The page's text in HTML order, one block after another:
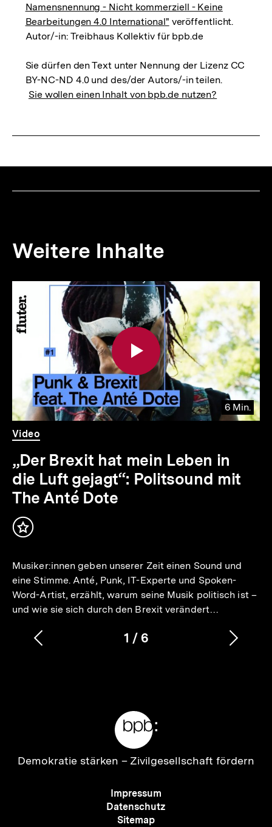
Namensnennung - Nicht kommerziell - Keine
Bearbeitungen 4.0 International" veröffentlicht.
Autor/-in: Treibhaus Kollektiv für bpb.de
Sie dürfen den Text unter Nennung der Lizenz CC
BY-NC-ND 4.0 und des/der Autors/-in teilen.
Sie wollen einen Inhalt von bpb.de nutzen?
Weitere Inhalte
Inhaltskarousell
für
weitere
Inhalte
Inhaltskarussell
überspringen
6 Min.
Video
Dauer
6
Min.
Video
„Der Brexit hat mein Leben in
die Luft gejagt“: Politsound mit
The Anté Dote
Inhalt
Musiker:innen geben unserer Zeit einen Sound und
eine Stimme. Anté, Punk, IT-Experte und Spoken-
Word-Artist, erzählt, warum seine Musik politisch ist –
und wie sie sich durch den Brexit verändert…
Karussellinhalt
1
von
/ 6
Vorherigen
Zur
Demokratie stärken – Zivilgesellschaft fördern
Meta-
Navigation
Impressum
Datenschutz
Sitemap